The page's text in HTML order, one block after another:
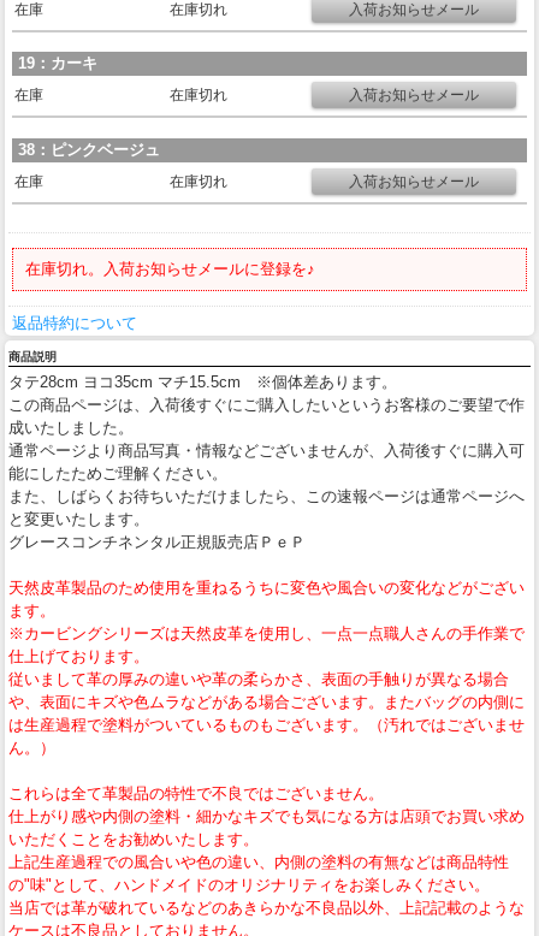
在庫 在庫切れ
19：カーキ
在庫 在庫切れ
38：ピンクベージュ
在庫 在庫切れ
在庫切れ。入荷お知らせメールに登録を♪
返品特約について
商品説明
タテ28cm ヨコ35cm マチ15.5cm ※個体差あります。
この商品ページは、入荷後すぐにご購入したいというお客様のご要望で作
成いたしました。
通常ページより商品写真・情報などございませんが、入荷後すぐに購入可
能にしたためご理解ください。
また、しばらくお待ちいただけましたら、この速報ページは通常ページへ
と変更いたします。
グレースコンチネンタル正規販売店ＰｅＰ
天然皮革製品のため使用を重ねるうちに変色や風合いの変化などがござい
ます。
※カービングシリーズは天然皮革を使用し、一点一点職人さんの手作業で
仕上げております。
従いまして革の厚みの違いや革の柔らかさ、表面の手触りが異なる場合
や、表面にキズや色ムラなどがある場合ございます。またバッグの内側に
は生産過程で塗料がついているものもございます。（汚れではございませ
ん。）
これらは全て革製品の特性で不良ではございません。
仕上がり感や内側の塗料・細かなキズでも気になる方は店頭でお買い求め
いただくことをお勧めいたします。
上記生産過程での風合いや色の違い、内側の塗料の有無などは商品特性
の"味"として、ハンドメイドのオリジナリティをお楽しみください。
当店では革が破れているなどのあきらかな不良品以外、上記記載のような
ケースは不良品としておりません。